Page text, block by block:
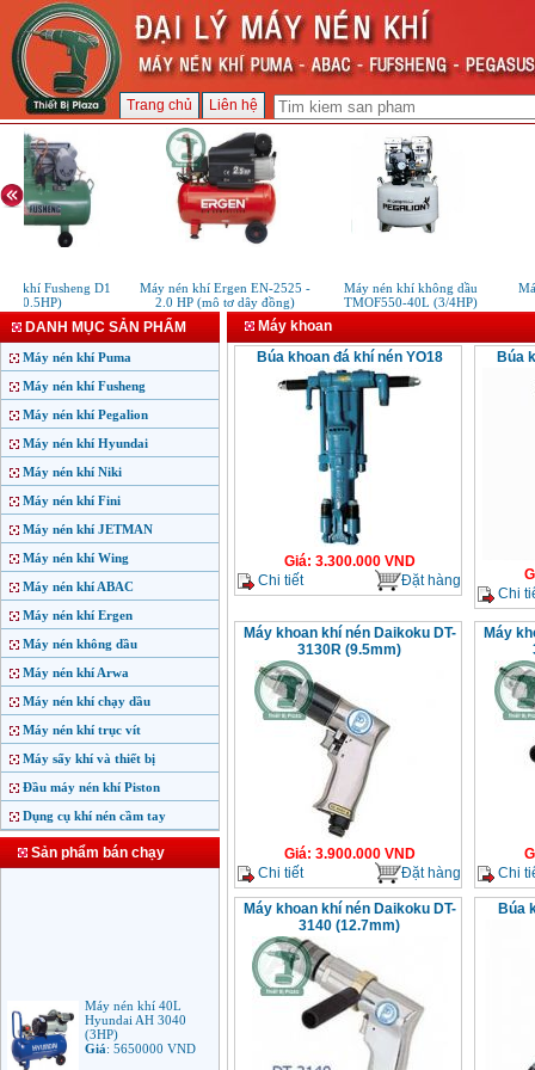
Trang chủ Liên hệ
khí Fusheng D1
(0.5HP)
Máy nén khí Ergen EN-2525 -
2.0 HP (mô tơ dây đồng)
Máy nén khí không dầu
TMOF550-40L (3/4HP)
DANH MỤC SẢN PHẨM
Máy nén khí Puma
Máy nén khí Fusheng
Máy nén khí Pegalion
Máy nén khí Hyundai
Máy nén khí Niki
Máy nén khí Fini
Máy nén khí JETMAN
Máy nén khí Wing
Máy nén khí ABAC
Máy nén khí Ergen
Máy nén không dầu
Máy nén khí Arwa
Máy nén khí chạy dầu
Máy nén khí trục vít
Máy sấy khí và thiết bị
Đầu máy nén khí Piston
Dụng cụ khí nén cầm tay
Sản phẩm bán chạy
Máy nén khí 40L
Hyundai AH 3040
(3HP)
Giá:5650000 VND
Máy khoan
Búa khoan đá khí nén YO18
Giá: 3.300.000VND
Chi tiết
Đặt hàng
Búa
Chi
Máy khoan khí nén Daikoku DT-
3130R (9.5mm)
Giá: 3.900.000VND
Chi tiết
Đặt hàng
Máy
Chi
Máy khoan khí nén Daikoku DT-
3140 (12.7mm)
Búa